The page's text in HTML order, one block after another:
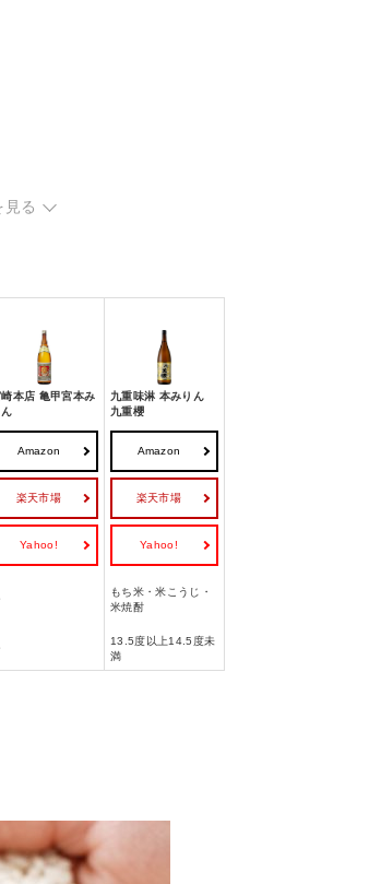
見る
本店 亀甲宮本み
ん
九重味淋 本みりん
九重櫻
Amazon
楽天市場
Yahoo!
Amazon
楽天市場
Yahoo!
もち米・米こうじ・
米焼酎
13.5度以上14.5度未
満